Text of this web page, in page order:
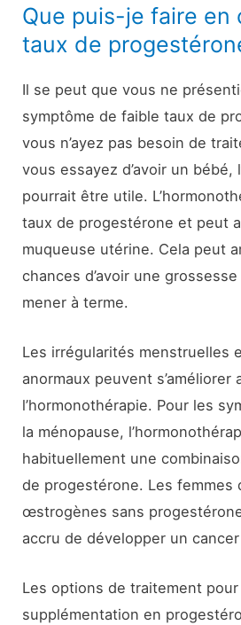
Que puis-je faire en
taux de
Il se peut que vous ne
symptôme de faible taux de
vous n’ayez pas besoin de
vous essayez d’avoir un bébé,
pourrait être utile.
taux de progestérone et peut
muqueuse utérine. Cela peut
chances d’avoir une
mener à terme.
Les irrégularités menstruelles
anormaux peuvent s’améliorer
l’hormonothérapie. Pour les
la ménopause,
habituellement une
de progestérone. Les femmes
œstrogènes sans
accru de développer un cancer
Les options de traitement pour
supplémentation en